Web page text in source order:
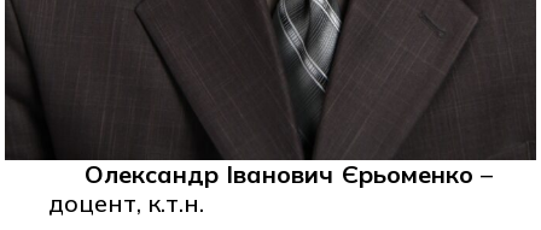
Олександр Іванович Єрьоменко –
доцент, к.т.н.